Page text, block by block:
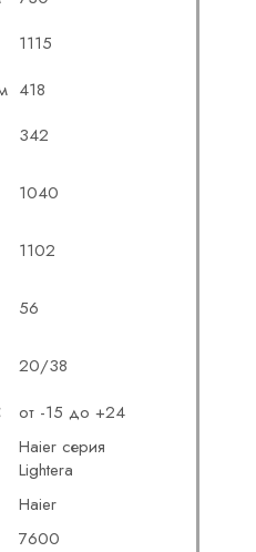
1115
418
342
1040
1102
56
20/38
от -15 до +24
Haier серия
Lightera
Haier
7600